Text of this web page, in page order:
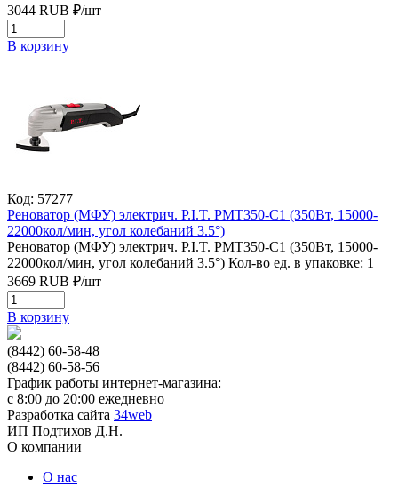
3044 RUB ₽/шт
В корзину
Код: 57277
Реноватор (МФУ) электрич. P.I.T. PMT350-C1 (350Вт, 15000-
22000кол/мин, угол колебаний 3.5°)
Реноватор (МФУ) электрич. P.I.T. PMT350-C1 (350Вт, 15000-
22000кол/мин, угол колебаний 3.5°) Кол-во ед. в упаковке: 1
3669 RUB ₽/шт
В корзину
(8442) 60-58-48
(8442) 60-58-56
График работы интернет-магазина:
с 8:00 до 20:00 ежедневно
Разработка сайта 34web
ИП Подтихов Д.Н.
О компании
О нас